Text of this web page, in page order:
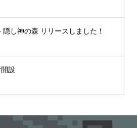
し神の森 リリースしました！
設